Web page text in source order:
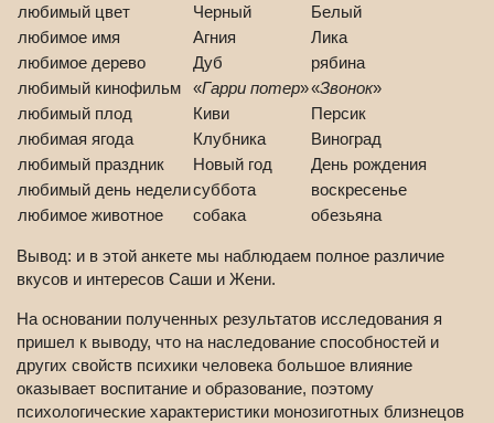
любимый цвет
Черный
Белый
любимое имя
Агния
Лика
любимое дерево
Дуб
рябина
любимый кинофильм
«Гарри потер»«Звонок»
любимый плод
Киви
Персик
любимая ягода
Клубника
Виноград
любимый праздник
Новый год
День рождения
любимый день неделисуббота
воскресенье
любимое животное
собака обезьяна
Вывод: и в этой анкете мы наблюдаем полное различие
вкусов и интересов Саши и Жени.
На основании полученных результатов исследования я
пришел к выводу, что на наследование способностей и
других свойств психики человека большое влияние
оказывает воспитание и образование, поэтому
психологические характеристики монозиготных близнецов